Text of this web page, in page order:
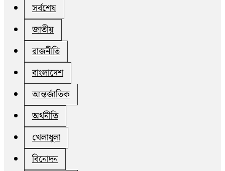
সর্বশেষ
জাতীয়
রাজনীতি
বাংলাদেশ
আন্তর্জাতিক
অর্থনীতি
খেলাধুলা
বিনোদন